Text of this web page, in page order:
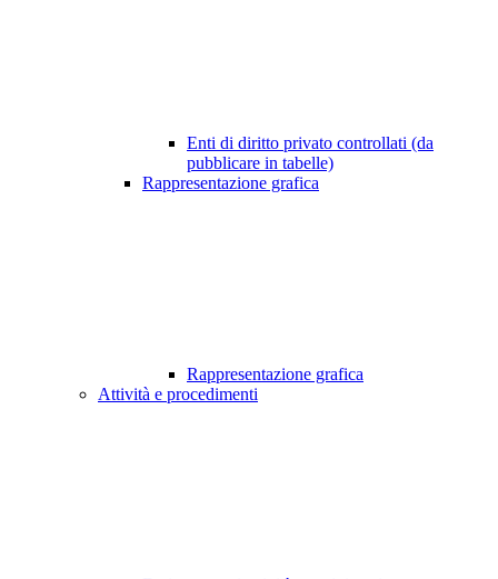
Enti di diritto privato controllati (da
pubblicare in tabelle)
Rappresentazione grafica
Rappresentazione grafica
Attività e procedimenti